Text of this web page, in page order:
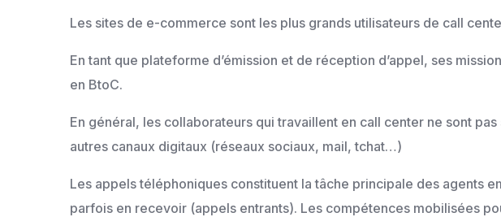
Les sites de e-commerce sont les plus grands utilisateurs de call
En tant que plateforme d’émission et de réception d’appel, ses
en BtoC.
En général, les collaborateurs qui travaillent en call center ne sont
autres canaux digitaux (réseaux sociaux, mail, tchat…)
Les appels téléphoniques constituent la tâche principale des agents
parfois en recevoir (appels entrants). Les compétences mobilisées